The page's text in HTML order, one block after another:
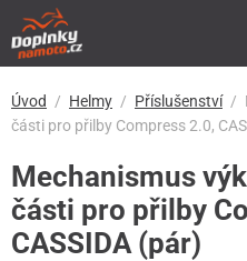
Úvod Helmy Příslušenství
části pro přilby Compress 2.0,
Mechanismus
části pro přilby
CASSIDA (pár)